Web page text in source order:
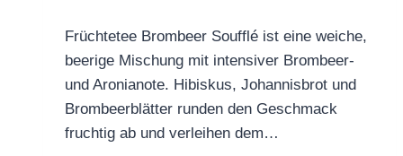
Früchtetee Brombeer Soufflé ist eine weiche,
beerige Mischung mit intensiver Brombeer-
und Aronianote. Hibiskus, Johannisbrot und
Brombeerblätter runden den Geschmack
fruchtig ab und verleihen dem…